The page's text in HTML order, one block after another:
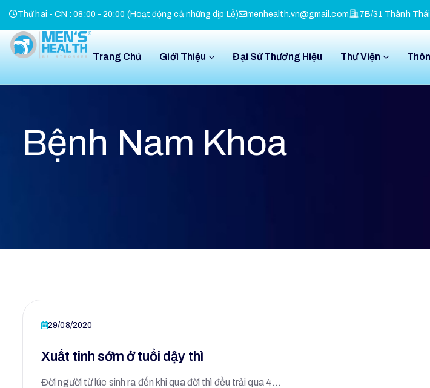
Thứ hai - CN : 08:00 - 20:00 (Hoạt động cả những dịp Lễ) menhealth.vn@gmail.com 7B/31 Thành
Trang Chủ Giới Thiệu Đại Sứ Thương Hiệu Thư Viện
Bệnh Nam Khoa
29/08/2020
Xuất tinh sớm ở tuổi dậy thì
Đời người từ lúc sinh ra đến khi qua đời thì đều trải qua 4…